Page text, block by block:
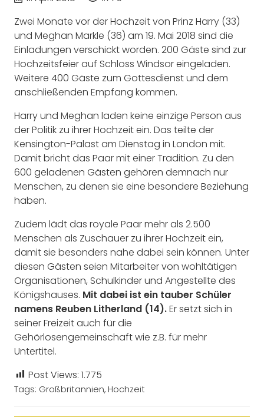
Zwei Monate vor der Hochzeit von Prinz Harry (33)
und Meghan Markle (36) am 19. Mai 2018 sind die
Einladungen verschickt worden. 200 Gäste sind zur
Hochzeitsfeier auf Schloss Windsor eingeladen.
Weitere 400 Gäste zum Gottesdienst und dem
anschließenden Empfang kommen.
Harry und Meghan laden keine einzige Person aus
der Politik zu ihrer Hochzeit ein. Das teilte der
Kensington-Palast am Dienstag in London mit.
Damit bricht das Paar mit einer Tradition. Zu den
600 geladenen Gästen gehören demnach nur
Menschen, zu denen sie eine besondere Beziehung
haben.
Zudem lädt das royale Paar mehr als 2.500
Menschen als Zuschauer zu ihrer Hochzeit ein,
damit sie besonders nahe dabei sein können. Unter
diesen Gästen seien Mitarbeiter von wohltätigen
Organisationen, Schulkinder und Angestellte des
Königshauses. Mit dabei ist ein tauber Schüler
namens Reuben Litherland (14).Er setzt sich in
seiner Freizeit auch für die
Gehörlosengemeinschaft wie z.B. für mehr
Untertitel.
Post Views: 1.775
Tags: Großbritannien, Hochzeit